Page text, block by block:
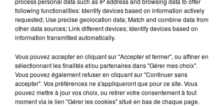
Flash infos
Crédit :Flash infos
podcasts/2022/01/2022-01-26-09-39-
02_20220126_CC.mp3
following functionalities: Identify devices based on information actively
requested; Use precise geolocation data; Match and combine data from
other data sources; Link different devices; Identify devices based on
information transmitted automatically.
Vous pouvez accepter en cliquant sur "Accepter et fermer", ou affiner en
sélectionnant les finalités et/ou partenaires dans "Gérer mes choix".
Vous pouvez également refuser en cliquant sur "Continuer sans
accepter". Vos préférences ne s'appliqueront que pour ce site. Vous
pouvez mettre à jour vos choix, ou retirer votre consentement à tout
moment via le lien "Gérer les cookies" situé en bas de chaque page.